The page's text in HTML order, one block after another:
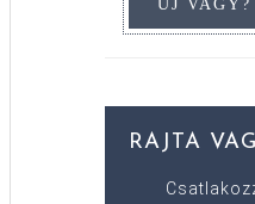
RAJTA